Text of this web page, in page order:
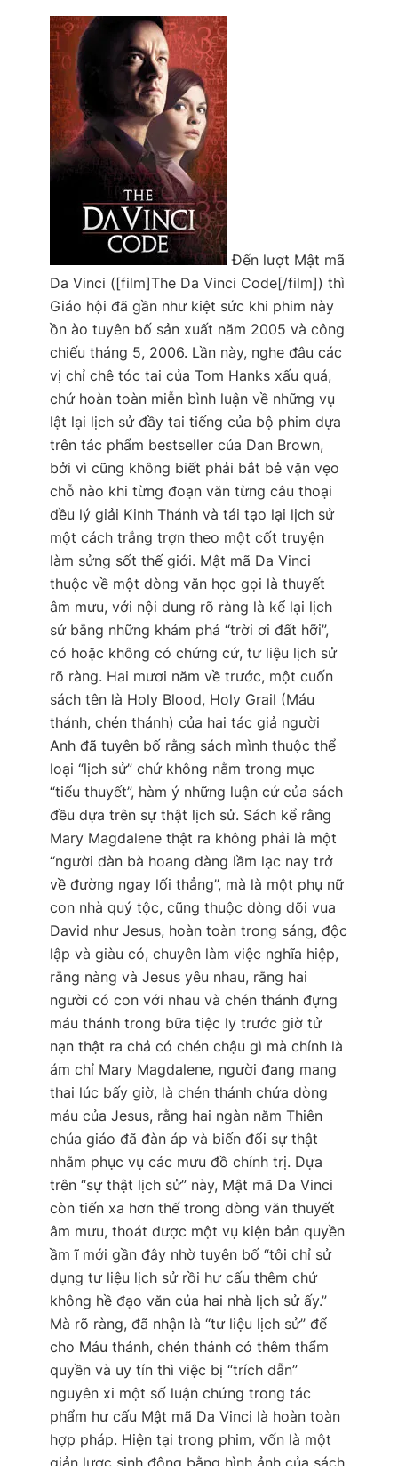
Đến lượt Mật mã
Da Vinci ([film]The Da Vinci Code[/film]) thì
Giáo hội đã gần như kiệt sức khi phim này
ồn ào tuyên bố sản xuất năm 2005 và công
chiếu tháng 5, 2006. Lần này, nghe đâu các
vị chỉ chê tóc tai của Tom Hanks xấu quá,
chứ hoàn toàn miễn bình luận về những vụ
lật lại lịch sử đầy tai tiếng của bộ phim dựa
trên tác phẩm bestseller của Dan Brown,
bởi vì cũng không biết phải bắt bẻ vặn vẹo
chỗ nào khi từng đoạn văn từng câu thoại
đều lý giải Kinh Thánh và tái tạo lại lịch sử
một cách trắng trợn theo một cốt truyện
làm sửng sốt thế giới. Mật mã Da Vinci
thuộc về một dòng văn học gọi là thuyết
âm mưu, với nội dung rõ ràng là kể lại lịch
sử bằng những khám phá “trời ơi đất hỡi”,
có hoặc không có chứng cứ, tư liệu lịch sử
rõ ràng. Hai mươi năm về trước, một cuốn
sách tên là Holy Blood, Holy Grail (Máu
thánh, chén thánh) của hai tác giả người
Anh đã tuyên bố rằng sách mình thuộc thể
loại “lịch sử” chứ không nằm trong mục
“tiểu thuyết”, hàm ý những luận cứ của sách
đều dựa trên sự thật lịch sử. Sách kể rằng
Mary Magdalene thật ra không phải là một
“người đàn bà hoang đàng lầm lạc nay trở
về đường ngay lối thẳng”, mà là một phụ nữ
con nhà quý tộc, cũng thuộc dòng dõi vua
David như Jesus, hoàn toàn trong sáng, độc
lập và giàu có, chuyên làm việc nghĩa hiệp,
rằng nàng và Jesus yêu nhau, rằng hai
người có con với nhau và chén thánh đựng
máu thánh trong bữa tiệc ly trước giờ tử
nạn thật ra chả có chén chậu gì mà chính là
ám chỉ Mary Magdalene, người đang mang
thai lúc bấy giờ, là chén thánh chứa dòng
máu của Jesus, rằng hai ngàn năm Thiên
chúa giáo đã đàn áp và biến đổi sự thật
nhằm phục vụ các mưu đồ chính trị. Dựa
trên “sự thật lịch sử” này, Mật mã Da Vinci
còn tiến xa hơn thế trong dòng văn thuyết
âm mưu, thoát được một vụ kiện bản quyền
ầm ĩ mới gần đây nhờ tuyên bố “tôi chỉ sử
dụng tư liệu lịch sử rồi hư cấu thêm chứ
không hề đạo văn của hai nhà lịch sử ấy.”
Mà rõ ràng, đã nhận là “tư liệu lịch sử” để
cho Máu thánh, chén thánh có thêm thẩm
quyền và uy tín thì việc bị “trích dẫn”
nguyên xi một số luận chứng trong tác
phẩm hư cấu Mật mã Da Vinci là hoàn toàn
hợp pháp. Hiện tại trong phim, vốn là một